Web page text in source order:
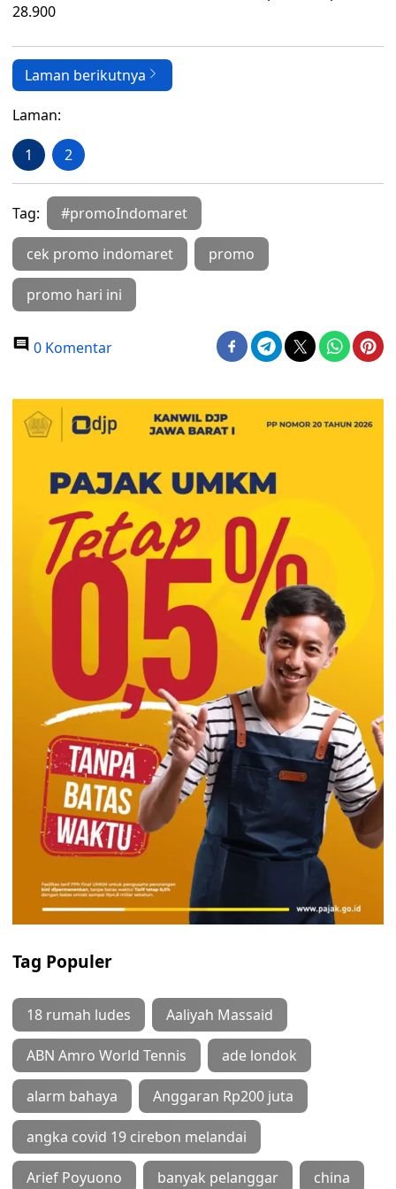
28.900
Laman berikutnya
Laman:
1 2
Tag: #promoIndomaret
cek promo indomaret promo
promo hari ini
0 Komentar
Tag Populer
18 rumah ludes Aaliyah Massaid
ABN Amro World Tennis ade londok
alarm bahaya Anggaran Rp200 juta
angka covid 19 cirebon melandai
Arief Poyuono banyak pelanggar china